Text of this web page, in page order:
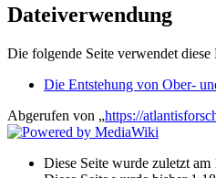
Dateiverwendung
Die folgende Seite verwendet diese
Die Entstehung von Ober-
Abgerufen von „https://
Diese Seite wurde zuletzt